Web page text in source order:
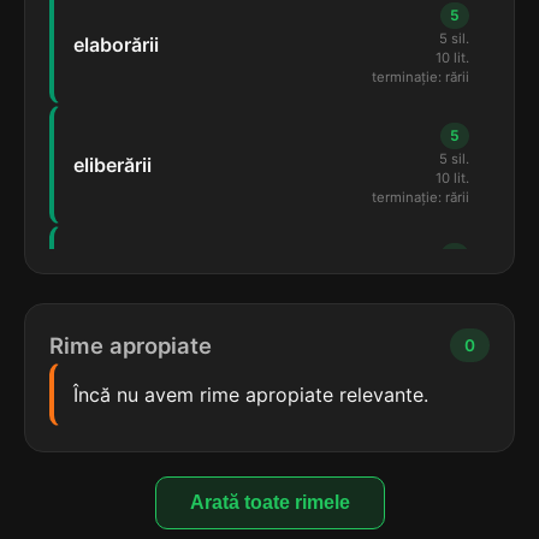
elaborării
5
5 sil.
10 lit.
terminație: rării
eliberării
5
5 sil.
10 lit.
terminație: rării
5 sil.
evaporării
exagerării
Rime apropiate 0
Încă nu avem rime apropiate relevante.
Arată toate rimele